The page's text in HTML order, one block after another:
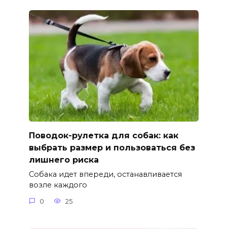
Поводок-рулетка для собак: как
выбрать размер и пользоваться без
лишнего риска
Собака идет впереди, останавливается
возле каждого
0 25